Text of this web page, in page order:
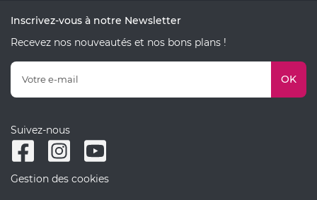
Inscrivez-vous à notre Newsletter
Recevez nos nouveautés et nos bons plans !
OK
Suivez-nous
Gestion des cookies